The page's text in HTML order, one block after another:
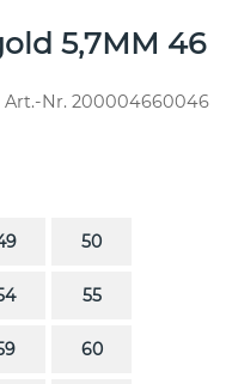
5,7MM 46
Art.-Nr. 200004660046
50
55
60